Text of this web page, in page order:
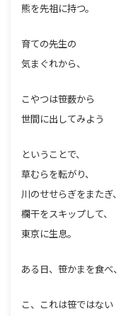
熊を先祖に持つ。
育ての先生の
気まぐれから、
こやつは笹薮から
世間に出してみよう
ということで、
草むらを転がり、
川のせせらぎをまたぎ、
欄干をスキップして、
東京に生息。
ある日、笹かまを食べ、
こ、これは笹ではない